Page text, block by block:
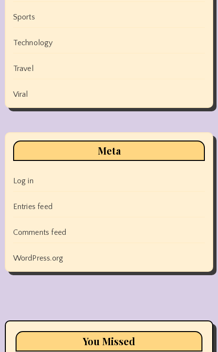
Sports
Technology
Travel
Viral
Meta
Log in
Entries feed
Comments feed
WordPress.org
You Missed